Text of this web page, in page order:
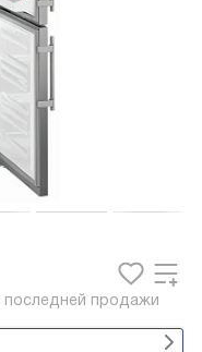
последней продажи